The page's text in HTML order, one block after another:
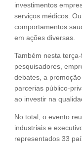
investimentos
serviços médicos.
comportamentos
em ações diversas.
Também nesta
pesquisadores,
debates, a
parcerias público-
ao investir na
No total, o evento
industriais e
representados 33